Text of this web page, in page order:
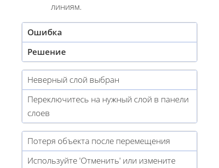
линиям.
Ошибка
Решение
Неверный слой выбран
Переключитесь на нужный слой в панели
слоев
Потеря объекта после перемещения
Используйте 'Отменить' или измените